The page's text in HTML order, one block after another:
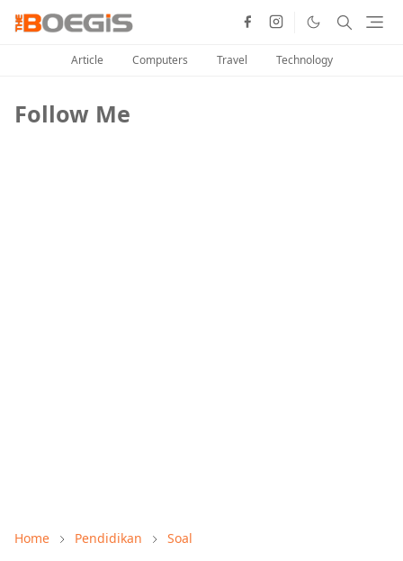
Article Computers Travel Technology
Follow Me
Home Pendidikan Soal